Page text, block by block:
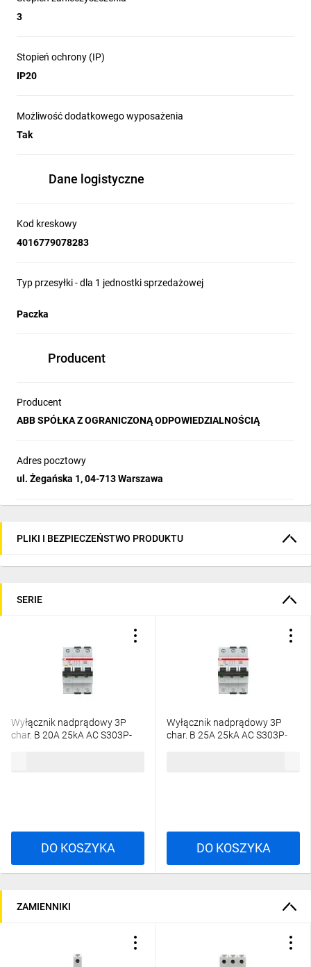
3
Stopień ochrony (IP)
IP20
Możliwość dodatkowego wyposażenia
Tak
Dane logistyczne
Kod kreskowy
4016779078283
Typ przesyłki - dla 1 jednostki sprzedażowej
Paczka
Producent
Producent
ABB SPÓŁKA Z OGRANICZONĄ ODPOWIEDZIALNOŚCIĄ
Adres pocztowy
ul. Żegańska 1, 04-713 Warszawa
PLIKI I BEZPIECZEŃSTWO PRODUKTU
SERIE
Wyłącznik nadprądowy 3P
char. B 20A 25kA AC S303P-
DO KOSZYKA
Wyłącznik nadprądowy 3P
char. B 25A 25kA AC S303P-
DO KOSZYKA
ZAMIENNIKI